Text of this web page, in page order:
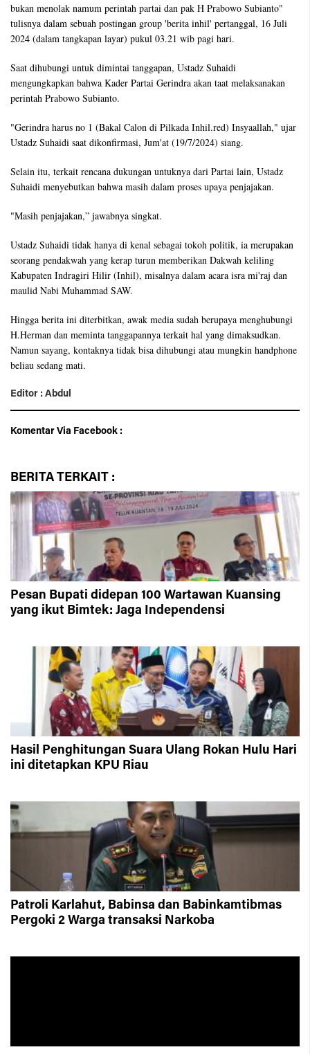
bukan menolak namum perintah partai dan pak H Prabowo Subianto"
tulisnya dalam sebuah postingan group 'berita inhil' pertanggal, 16 Juli
2024 (dalam tangkapan layar) pukul 03.21 wib pagi hari.
Saat dihubungi untuk dimintai tanggapan, Ustadz Suhaidi
mengungkapkan bahwa Kader Partai Gerindra akan taat melaksanakan
perintah Prabowo Subianto.
"Gerindra harus no 1 (Bakal Calon di Pilkada Inhil.red) Insyaallah," ujar
Ustadz Suhaidi saat dikonfirmasi, Jum'at (19/7/2024) siang.
Selain itu, terkait rencana dukungan untuknya dari Partai lain, Ustadz
Suhaidi menyebutkan bahwa masih dalam proses upaya penjajakan.
"Masih penjajakan,” jawabnya singkat.
Ustadz Suhaidi tidak hanya di kenal sebagai tokoh politik, ia merupakan
seorang pendakwah yang kerap turun memberikan Dakwah keliling
Kabupaten Indragiri Hilir (Inhil), misalnya dalam acara isra mi'raj dan
maulid Nabi Muhammad SAW.
Hingga berita ini diterbitkan, awak media sudah berupaya menghubungi
H.Herman dan meminta tanggapannya terkait hal yang dimaksudkan.
Namun sayang, kontaknya tidak bisa dihubungi atau mungkin handphone
beliau sedang mati.
Editor : Abdul
Komentar Via Facebook :
BERITA TERKAIT :
Pesan Bupati didepan 100 Wartawan Kuansing
yang ikut Bimtek: Jaga Independensi
Hasil Penghitungan Suara Ulang Rokan Hulu Hari
ini ditetapkan KPU Riau
Patroli Karlahut, Babinsa dan Babinkamtibmas
Pergoki 2 Warga transaksi Narkoba